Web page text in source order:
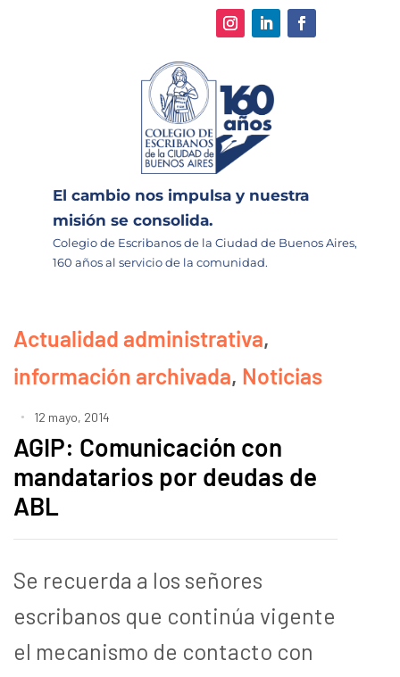
El cambio nos impulsa y nuestra
misión se consolida.
Colegio de Escribanos de la Ciudad de Buenos Aires,
160 años al servicio de la comunidad.
Actualidad administrativa,
información archivada, Noticias
12 mayo, 2014
AGIP: Comunicación con
mandatarios por deudas de
ABL
Se recuerda a los señores
escribanos que continúa vigente
el mecanismo de contacto con